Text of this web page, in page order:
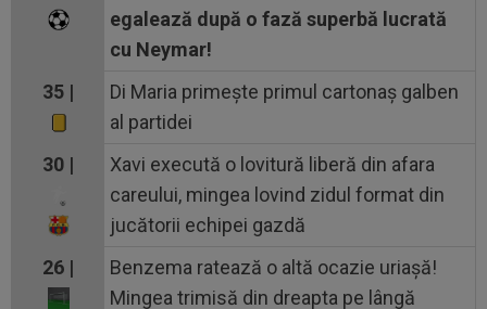
egalează după o fază superbă lucrată
cu Neymar!
35 |
Di Maria primește primul cartonaș galben
al partidei
30 |
Xavi execută o lovitură liberă din afara
careului, mingea lovind zidul format din
jucătorii echipei gazdă
26 |
Benzema ratează o altă ocazie uriașă!
Mingea trimisă din dreapta pe lângă